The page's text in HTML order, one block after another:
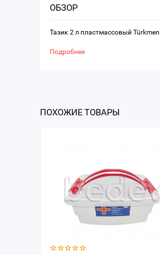
ОБЗОР
Тазик 2 л пластмассовый
Подробнее
ПОХОЖИЕ ТОВАРЫ